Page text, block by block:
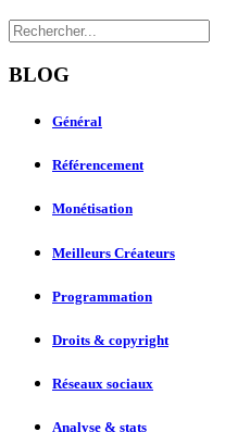
BLOG
Général
Référencement
Monétisation
Meilleurs Créateurs
Programmation
Droits & copyright
Réseaux sociaux
Analyse & stats